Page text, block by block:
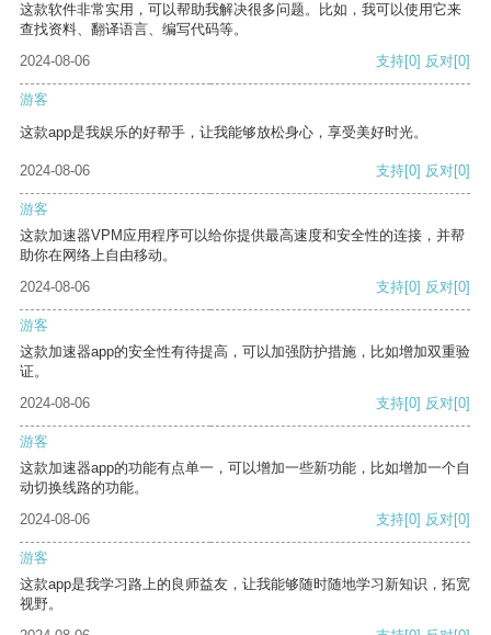
这款软件非常实用，可以帮助我解决很多问题。比如，我可以使用它来
查找资料、翻译语言、编写代码等。
2024-08-06
支持[0] 反对[0]
游客
这款app是我娱乐的好帮手，让我能够放松身心，享受美好时光。
2024-08-06 支持[0] 反对[0]
游客
这款加速器VPM应用程序可以给你提供最高速度和安全性的连接，并帮
助你在网络上自由移动。
2024-08-06
支持[0] 反对[0]
游客
这款加速器app的安全性有待提高，可以加强防护措施，比如增加双重验
证。
2024-08-06
支持[0] 反对[0]
游客
这款加速器app的功能有点单一，可以增加一些新功能，比如增加一个自
动切换线路的功能。
2024-08-06
支持[0] 反对[0]
游客
这款app是我学习路上的良师益友，让我能够随时随地学习新知识，拓宽
视野。